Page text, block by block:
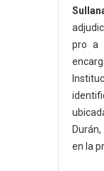
pro a
en la